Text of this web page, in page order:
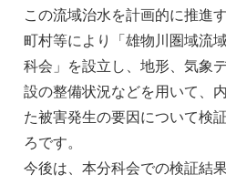
この流域治水を計画的に推進
町村等により「雄物川圏域流
科会」を設立し、地形、気象
設の整備状況などを用いて、
た被害発生の要因について検
ろです。
今後は、本分科会での検証結